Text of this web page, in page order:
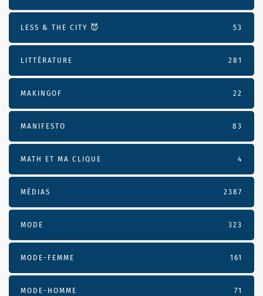
LESS & THE CITY 😈 53
LITTÉRATURE 281
MAKINGOF 22
MANIFESTO 83
MATH ET MA CLIQUE 4
MÉDIAS 2387
MODE 323
MODE-FEMME 161
MODE-HOMME 71